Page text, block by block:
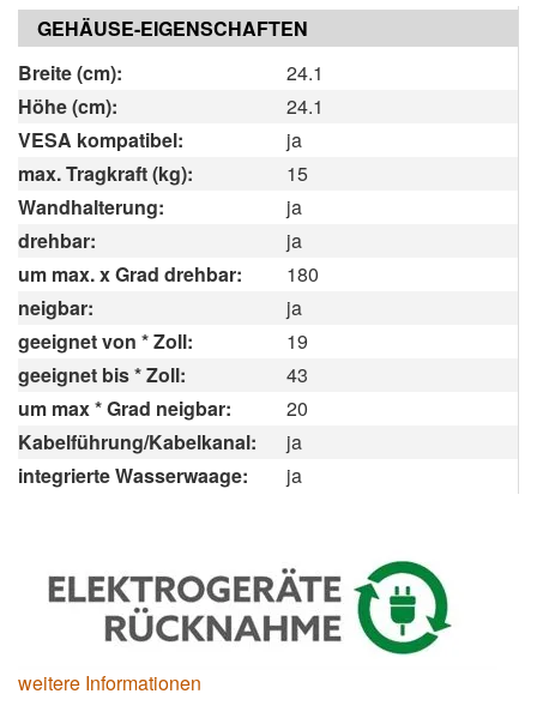
GEHÄUSE-EIGENSCHAFTEN
Breite (cm):
24.1
Höhe (cm):
24.1
VESA kompatibel:
ja
max. Tragkraft (kg):
15
Wandhalterung:
ja
drehbar:
ja
um max. x Grad drehbar:
180
neigbar:
ja
geeignet von * Zoll:
19
geeignet bis * Zoll:
43
um max * Grad neigbar:
20
Kabelführung/Kabelkanal:
ja
integrierte Wasserwaage:
ja
weitere Informationen